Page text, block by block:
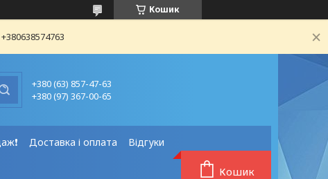
Кошик
+380 (63) 857-47-63
+380 (97) 367-00-65
Доставка і оплата Відгуки
Кошик